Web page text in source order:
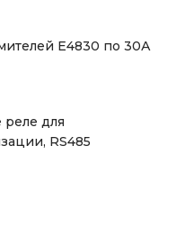
E4830 по 30А
для
RS485